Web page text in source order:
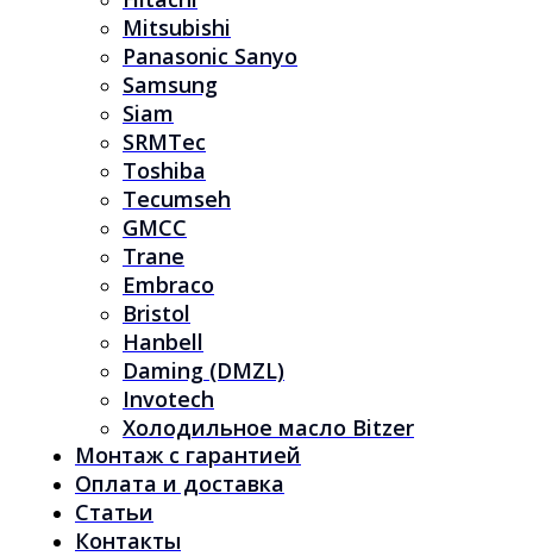
Mitsubishi
Panasonic Sanyo
Samsung
Siam
SRMTec
Toshiba
Tecumseh
GMCC
Trane
Embraco
Bristol
Hanbell
Daming (DMZL)
Invotech
Холодильное масло Bitzer
Монтаж с гарантией
Оплата и доставка
Статьи
Контакты